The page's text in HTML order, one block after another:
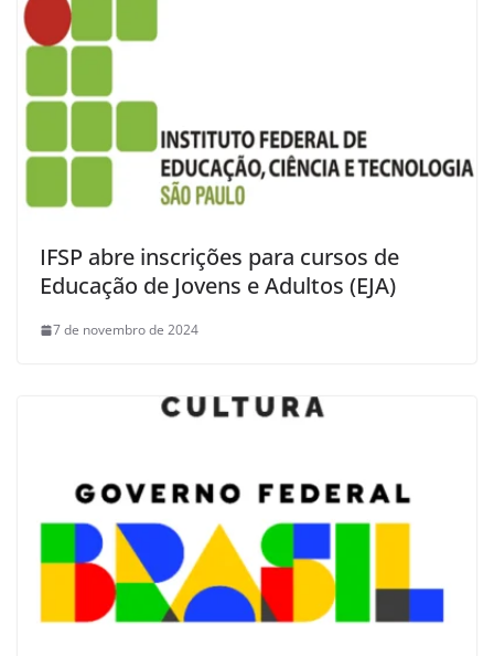
IFSP abre inscrições para cursos de
Educação de Jovens e Adultos (EJA)
7 de novembro de 2024